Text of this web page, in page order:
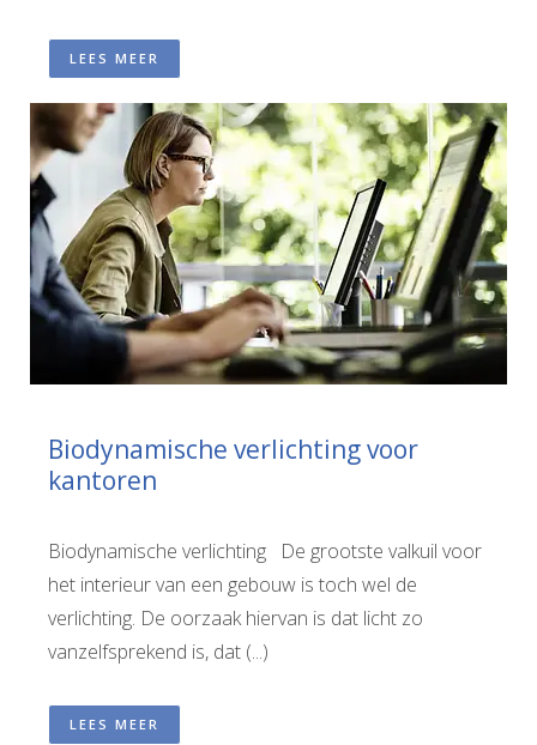
LEES MEER
Biodynamische verlichting voor
kantoren
Biodynamische verlichting De grootste valkuil voor
het interieur van een gebouw is toch wel de
verlichting. De oorzaak hiervan is dat licht zo
vanzelfsprekend is, dat (...)
LEES MEER